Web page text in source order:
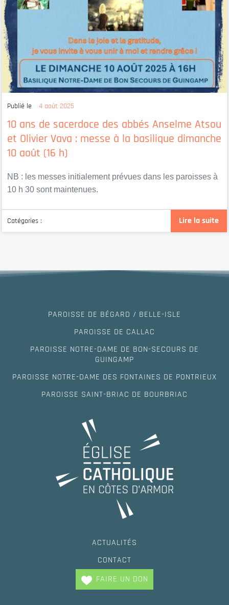
10 ans de sacerdoce des abbés Anselme Atsou
et Olivier Vava : messe à la basilique dimanche
10 août (16 h)
Publié le 4 août 2025
NB : les messes initialement prévues dans les paroisses à
10 h 30 sont maintenues.
Lire la suite
Catégories :
PAROISSE DE BÉGARD / BELLE-ISLE
PAROISSE DE CALLAC
PAROISSE NOTRE-DAME DE BON-SECOURS DE
GUINGAMP
PAROISSE NOTRE-DAME DES FONTAINES DE PONTRIEUX
PAROISSE SAINT-BRIAC DE BOURBRIAC
ACTUALITÉS
CONTACT
FAIRE UN DON